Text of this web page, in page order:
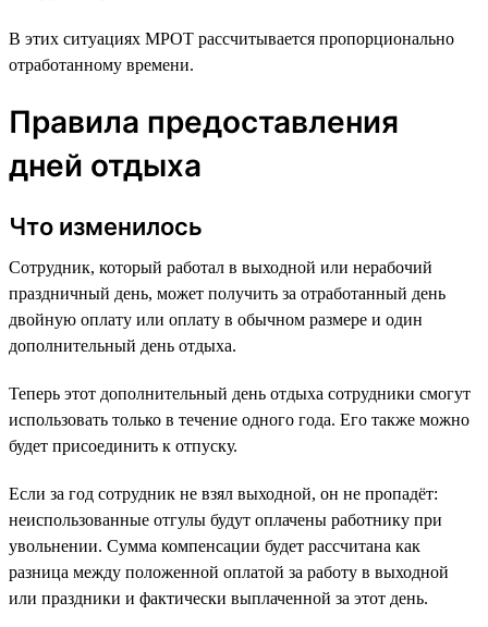
В этих ситуациях МРОТ рассчитывается пропорционально
отработанному времени.
Правила предоставления
дней отдыха
Что изменилось
Сотрудник, который работал в выходной или нерабочий
праздничный день, может получить за отработанный день
двойную оплату или оплату в обычном размере и один
дополнительный день отдыха.
Теперь этот дополнительный день отдыха сотрудники смогут
использовать только в течение одного года. Его также можно
будет присоединить к отпуску.
Если за год сотрудник не взял выходной, он не пропадёт:
неиспользованные отгулы будут оплачены работнику при
увольнении. Сумма компенсации будет рассчитана как
разница между положенной оплатой за работу в выходной
или праздники и фактически выплаченной за этот день.